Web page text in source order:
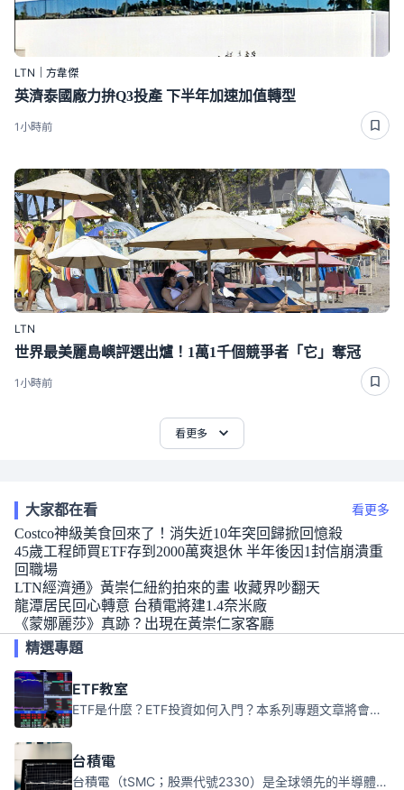
LTN｜方韋傑
英濟泰國廠力拚Q3投產 下半年加速加值轉型
1小時前
LTN
世界最美麗島嶼評選出爐！1萬1千個競爭者「它」奪冠
1小時前
看更多
大家都在看 看更多
Costco神級美食回來了！消失近10年突回歸掀回憶殺
45歲工程師買ETF存到2000萬爽退休 半年後因1封信崩潰重
回職場
LTN經濟通》黃崇仁紐約拍來的畫 收藏界吵翻天
龍潭居民回心轉意 台積電將建1.4奈米廠
《蒙娜麗莎》真跡？出現在黃崇仁家客廳
精選專題
ETF教室
ETF是什麼？ETF投資如何入門？本系列專題文章將會告訴你新手必須知道的ETF基礎知識。
台積電
台積電（tSMC；股票代號2330）是全球領先的半導體代工公司，成立於1987年，總部位於台灣新竹。且已於美國、日本、德國及中國設廠，台積電是全球首家專業積體電路製造服務公司，也是全球最先進和最大規模的半導體代工廠。